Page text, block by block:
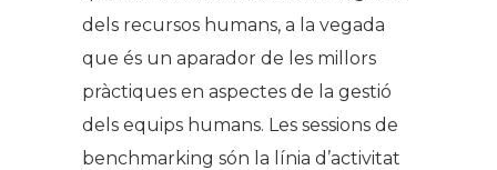
dels recursos humans, a la vegada
que és un aparador de les millors
pràctiques en aspectes de la gestió
dels equips humans. Les sessions de
benchmarking són la línia d’activitat